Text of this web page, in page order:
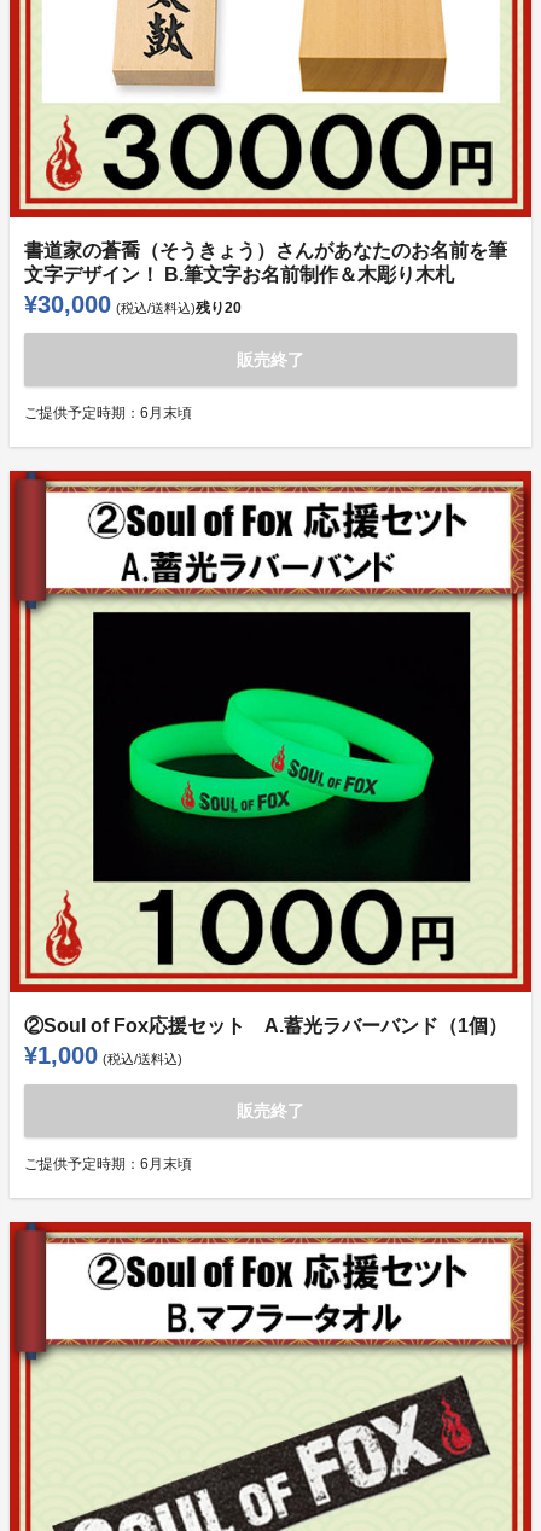
書道家の蒼喬（そうきょう）さんがあなたのお名前を筆
文字デザイン！ B.筆文字お名前制作＆木彫り木札
¥30,000 (税込/送料込)残り20
販売終了
ご提供予定時期： 6月末頃
②Soul of Fox応援セット A.蓄光ラバーバンド（1個）
¥1,000 (税込/送料込)
販売終了
ご提供予定時期： 6月末頃